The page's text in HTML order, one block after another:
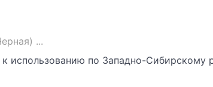
...
использованию по Западно-Сибирскому